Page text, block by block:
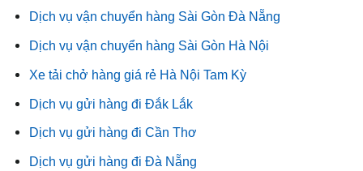
Dịch vụ vận chuyển hàng Sài Gòn Đà Nẵng
Dịch vụ vận chuyển hàng Sài Gòn Hà Nội
Xe tải chở hàng giá rẻ Hà Nội Tam Kỳ
Dịch vụ gửi hàng đi Đắk Lắk
Dịch vụ gửi hàng đi Cần Thơ
Dịch vụ gửi hàng đi Đà Nẵng